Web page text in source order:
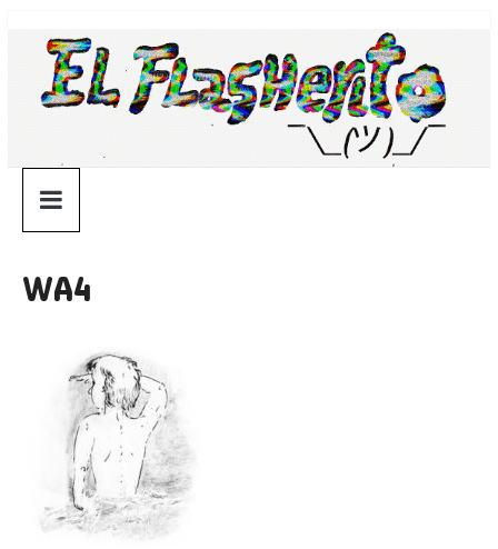
contenido
¯\_(ツ)_/
¯
WA4